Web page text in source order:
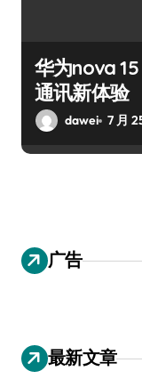
华为nova
通讯新体验
dawei 7 月
广告
最新文章